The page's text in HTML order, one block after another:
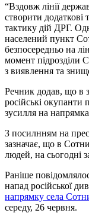
“Вздовж лінії
створити
тактику дій ДРГ.
населений пункт
безпосередньо на
момент підрозділи
з виявлення та
Речник додав, що в
російські
зусилля на
З посилнням на
зазначає, що в
людей, на сьогодні
Раніше
напад російської
напрямку села
середу, 26 червня.